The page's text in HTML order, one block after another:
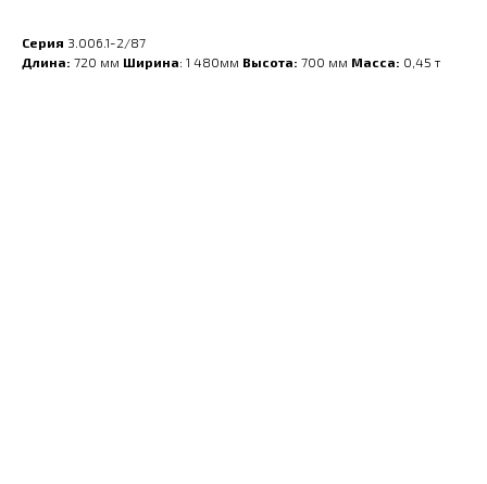
Серия 3.006.1-2/87
Длина: 720 мм Ширина: 1 480мм Высота: 700 мм Масса: 0,45 т